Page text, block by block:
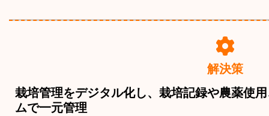
解決策
栽培管理をデジタル化し、栽培記録や農薬使
ムで一元管理